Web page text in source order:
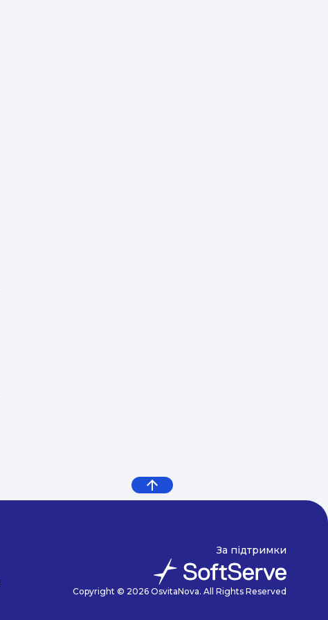
За підтримки
Copyright © 2026 OsvitaNova. All Rights Reserved